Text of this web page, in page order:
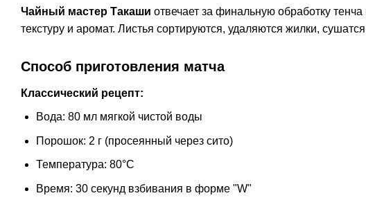
Чайный мастер Такаши отвечает за финальную обработку
текстуру и аромат. Листья сортируются, удаляются жилки,
Способ приготовления матча
Классический рецепт:
Вода: 80 мл мягкой чистой воды
Порошок: 2 г (просеянный через сито)
Температура: 80°C
Время: 30 секунд взбивания в форме "W"